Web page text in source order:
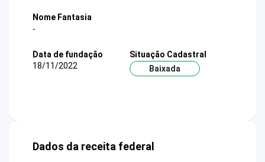
Nome Fantasia
-
Data de fundação
18/11/2022
Situação Cadastral
Baixada
Dados da receita federal